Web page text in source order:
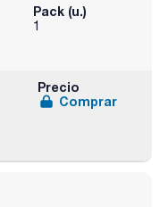
Pack (u.)
1
Precio
Comprar